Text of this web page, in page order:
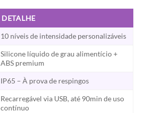
DETALHE
10 níveis de intensidade personalizáveis
Silicone líquido de grau alimentício +
ABS premium
IP65 – À prova de respingos
Recarregável via USB, até 90min de uso
contínuo